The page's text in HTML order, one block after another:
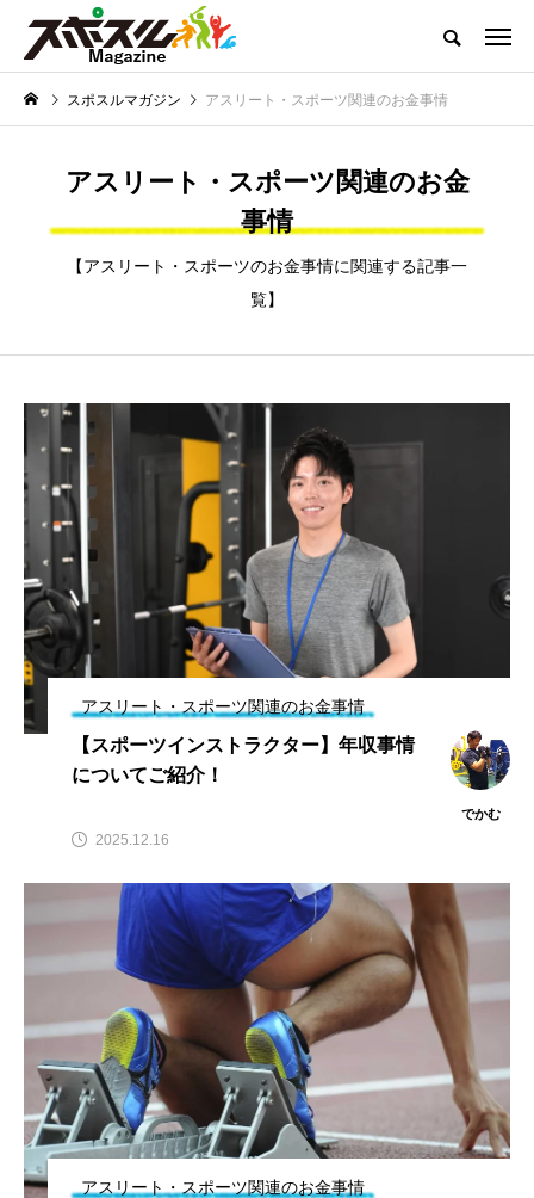
どこよりも熱くお届けするスポーツコンテンツ
スポスルマガジンTOP 全ての記事一覧 ライター一覧
NEW POST スポスルマガジンの最新記事
トップ選手への道のり
【ボウリング】プロテ
ストの実施内容と合格
率や年齢制限などをご
紹介！
HIT
2023.10.13
「子供とスポーツ」を考
える
【サッカー】小学生向
けルール一覧｜初心者
でもすぐにわかる解
説！
HIT
2023.08.23
TAG LIST オススメタグ一覧
Jリーグ SUP お尻 お腹
アスリート・スポーツ関連のお金事情
アスリート飯 インタビュー ゴルフ
サッカー スクワット スタジアム
スポスルアプリ スポスルインタビュー
スポスルカップ スポスルダイエット
スポンサー スポーツリハビリトレーナー
スポーツ業界の仕事情報 スポーツ豆知識
スポスルマガジン アスリート・スポーツ関連のお金事情
アスリート・スポーツ関連のお金
事情
【アスリート・スポーツのお金事情に関連する記事一
覧】
アスリート・スポーツ関連のお金事情
【スポーツインストラクター】年収事情
についてご紹介！
でかむ
2025.12.16
アスリート・スポーツ関連のお金事情